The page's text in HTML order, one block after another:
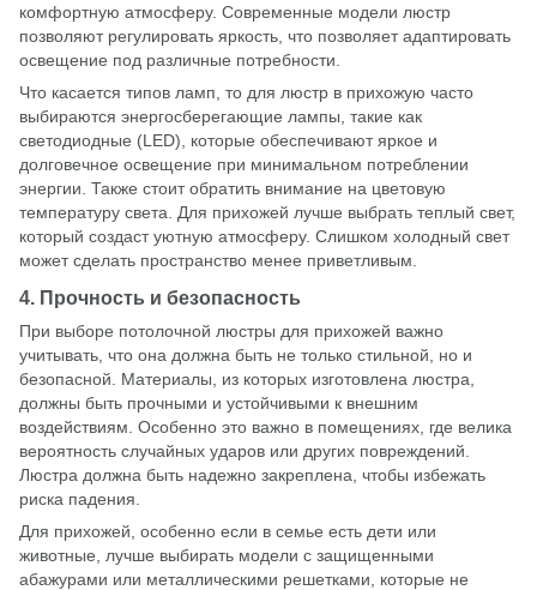
комфортную атмосферу. Современные модели люстр
позволяют регулировать яркость, что позволяет адаптировать
освещение под различные потребности.
Что касается типов ламп, то для люстр в прихожую часто
выбираются энергосберегающие лампы, такие как
светодиодные (LED), которые обеспечивают яркое и
долговечное освещение при минимальном потреблении
энергии. Также стоит обратить внимание на цветовую
температуру света. Для прихожей лучше выбрать теплый свет,
который создаст уютную атмосферу. Слишком холодный свет
может сделать пространство менее приветливым.
4. Прочность и безопасность
При выборе потолочной люстры для прихожей важно
учитывать, что она должна быть не только стильной, но и
безопасной. Материалы, из которых изготовлена люстра,
должны быть прочными и устойчивыми к внешним
воздействиям. Особенно это важно в помещениях, где велика
вероятность случайных ударов или других повреждений.
Люстра должна быть надежно закреплена, чтобы избежать
риска падения.
Для прихожей, особенно если в семье есть дети или
животные, лучше выбирать модели с защищенными
абажурами или металлическими решетками, которые не